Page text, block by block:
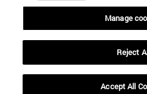
Manage
Reject
Accept All